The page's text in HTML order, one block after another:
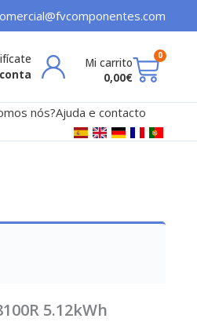
0,00€
0
Cart
nós?Ajuda e contacto
5.12kWh